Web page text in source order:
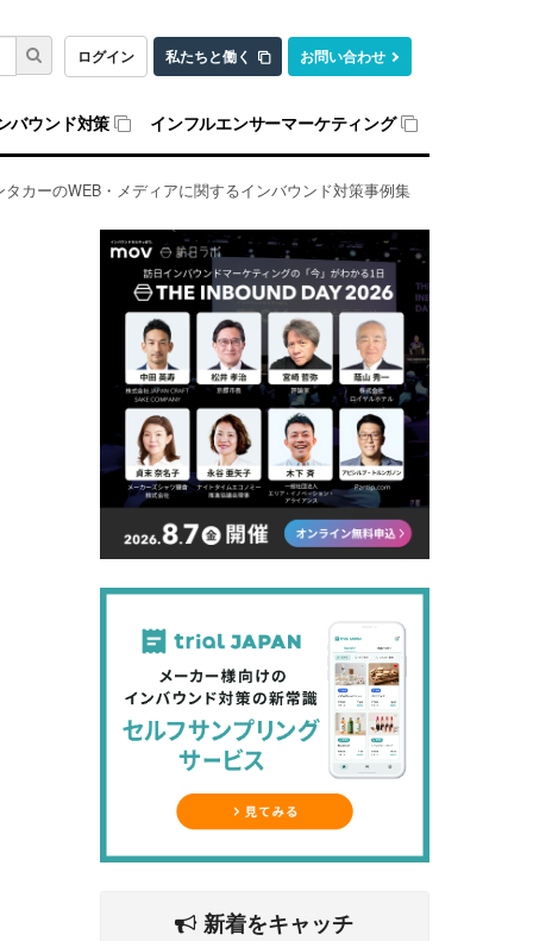
ログイン 私たちと働く お問い合わせ
バウンド対策 インフルエンサーマーケティング
タカーのWEB・メディアに関するインバウンド対策事例集
新着をキャッチ